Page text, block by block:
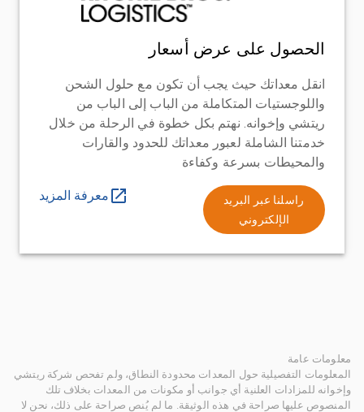
الحصول على عرض أسعار
انقل معداتك حيث يجب أن تكون مع حلول الشحن
واللوجستيات المتكاملة من الباب إلى الباب من
ريتشي وإخوانه. نهتم بكل خطوة في الرحلة من خلال
خدمتنا الشاملة لعبور معداتك للحدود والقارات
والمحيطات بسرعة وكفاءة
راسلنا عبر البريد
الإلكتروني
معرفة المزيد
معلومات عامة
المعلومات التفصيلية حول المعدات محدودة النطاق، ولم تفحص شركة ريتشي
وإخوانه للمزادات العلنية أي جوانب أو مكونات من المعدات بخلاف تلك
المنصوص عليها صراحة في هذه الوثيقة. ما لم يُنص صراحة على ذلك، نحن لا